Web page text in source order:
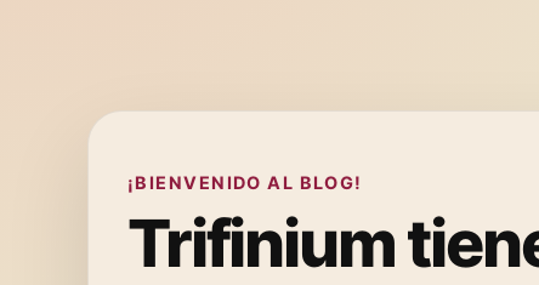
¡BIENVENIDO AL BLOG!
Trifinium